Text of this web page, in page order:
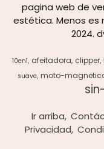
pagina web de
estética. Menos es
2024.
10en1 afeitadora clipper
suave moto-
Ir arriba
Privacidad